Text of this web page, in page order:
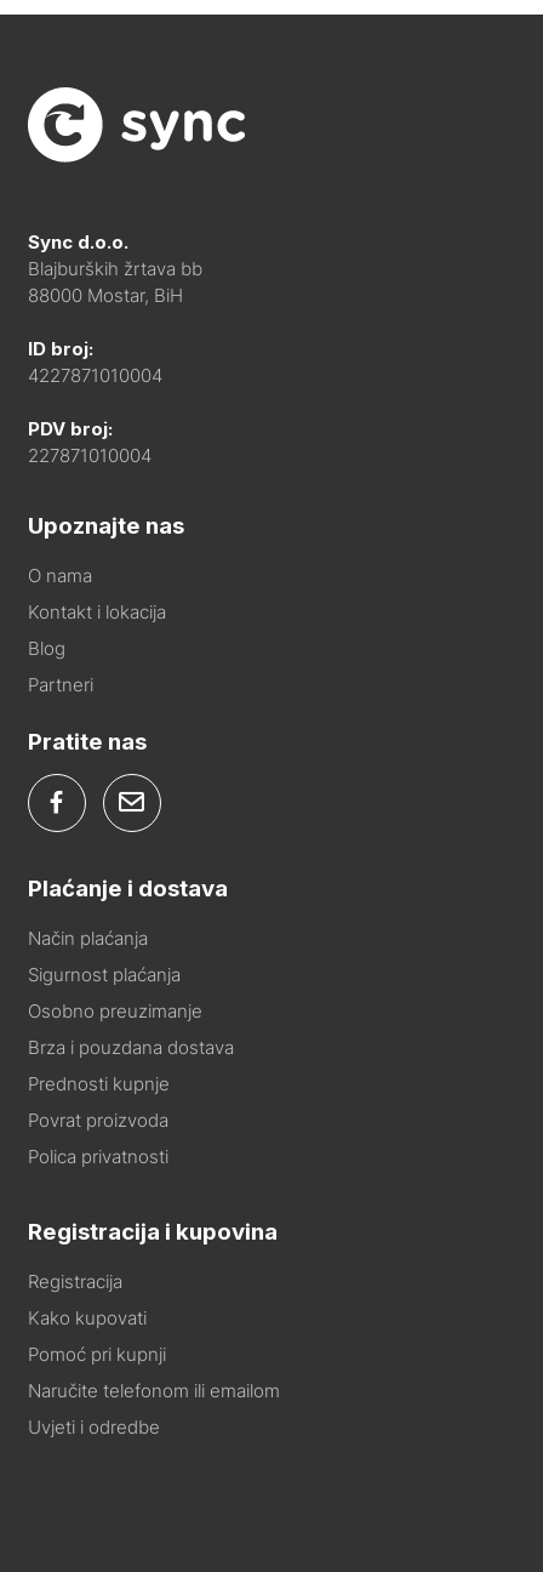
Sync d.o.o.
Blajburških žrtava bb
88000 Mostar, BiH
ID broj:
4227871010004
PDV broj:
227871010004
Upoznajte nas
O nama
Kontakt i lokacija
Blog
Partneri
Pratite nas
Plaćanje i dostava
Način plaćanja
Sigurnost plaćanja
Osobno preuzimanje
Brza i pouzdana dostava
Prednosti kupnje
Povrat proizvoda
Polica privatnosti
Registracija i kupovina
Registracija
Kako kupovati
Pomoć pri kupnji
Naručite telefonom ili emailom
Uvjeti i odredbe